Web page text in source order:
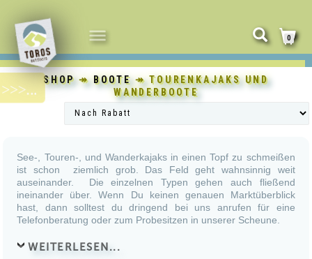
NAVIGATION
UMSCHALTEN
0
SHOP↠ BOOTE↠ TOURENKAJAKS UND
WANDERBOOTE
See-, Touren-, und Wanderkajaks in einen Topf zu schmeißen
ist schon ziemlich grob. Das Feld geht wahnsinnig weit
auseinander. Die einzelnen Typen gehen auch fließend
ineinander über. Wenn Du keinen genauen Marktüberblick
hast, dann solltest du dringend bei uns anrufen für eine
Telefonberatung oder zum Probesitzen in unserer Scheune.
WEITERLESEN...